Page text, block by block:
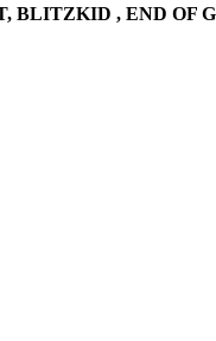
BLITZKID , END OF